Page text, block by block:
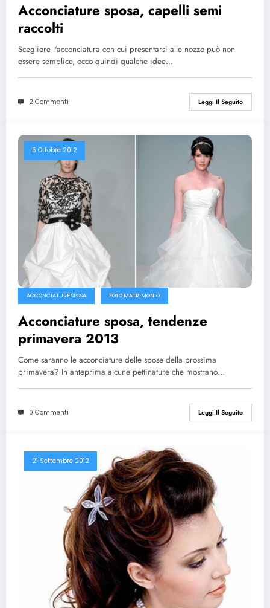
Acconciature sposa, capelli semi
raccolti
Scegliere l'acconciatura con cui presentarsi alle nozze può non
essere semplice, ecco quindi qualche idee…
2 Commenti Leggi Il Seguito
5 Ottobre 2012
ACCONCIATURE SPOSA FOTO MATRIMONIO
Acconciature sposa, tendenze
primavera 2013
Come saranno le acconciature delle spose della prossima
primavera? In anteprima alcune pettinature che mostrano…
0 Commenti Leggi Il Seguito
21 Settembre 2012